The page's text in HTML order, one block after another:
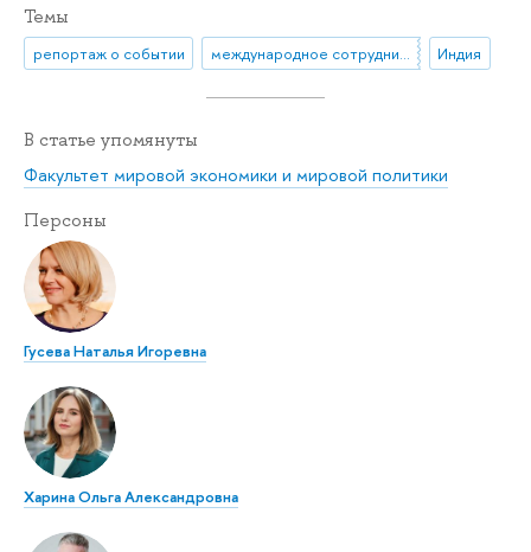
Темы
репортаж о событии международное сотрудничество Индия
В статье упомянуты
Факультет мировой экономики и мировой политики
Персоны
Гусева Наталья Игоревна
Харина Ольга Александровна